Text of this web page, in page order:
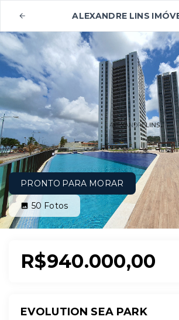
ALEXANDRE LINS
PRONTO PARA MORAR
50 Fotos
R$940.000,00
EVOLUTION SEA PARK